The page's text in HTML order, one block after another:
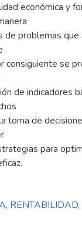
económica y
de problemas que
consiguiente se
de indicadores
toma de
para
, RENTABILIDAD,